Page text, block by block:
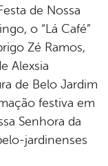
de Nossa
o “Lá Café”
Zé Ramos,
Alexsia
de Belo Jardim
festiva em
Senhora da
jardinenses